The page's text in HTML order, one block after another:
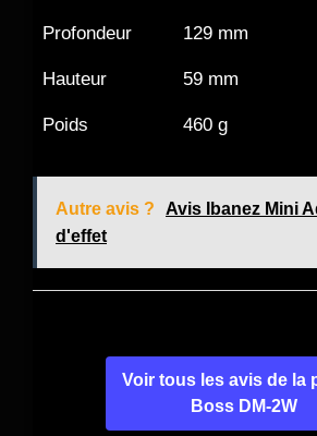
Profondeur 129 mm
Hauteur 59 mm
Poids 460 g
Autre avis ?
Avis Ibanez Mini
d'effet
Voir tous les avis de la
Boss DM-2W